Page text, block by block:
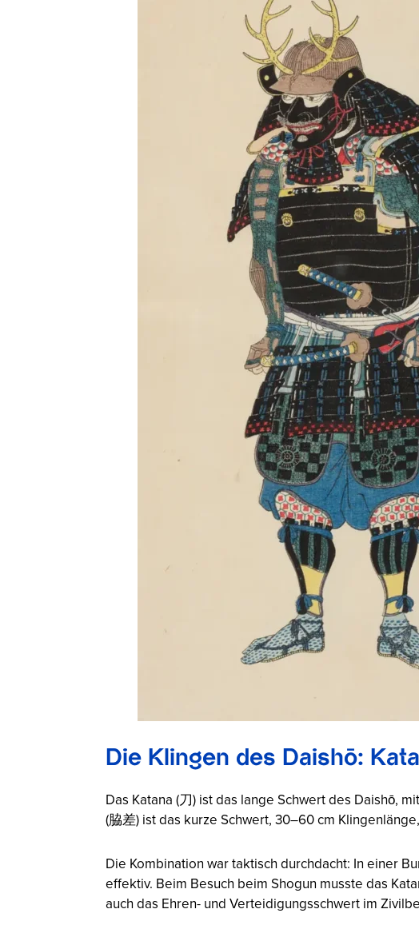
Die Klingen des Daishō:
Das Katana (刀) ist das lange Schwert des Daishō,
(脇差) ist das kurze Schwert, 30–60 cm
Die Kombination war taktisch durchdacht: In einer
effektiv. Beim Besuch beim Shogun musste das
auch das Ehren- und Verteidigungsschwert im